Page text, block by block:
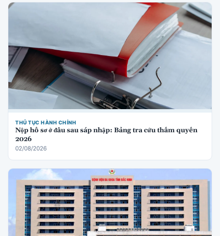
THỦ TỤC HÀNH CHÍNH
Nộp hồ sơ ở đâu sau sáp nhập: Bảng tra cứu thẩm quyền
2026
02/08/2026